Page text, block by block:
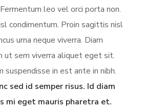
leo vel orci porta non.
condimentum. Proin sagittis nisl
urna neque viverra. Diam
ut sem viverra aliquet eget sit.
suspendisse in est ante in nibh.
sed id semper risus. Id diam
mi eget mauris pharetra et.